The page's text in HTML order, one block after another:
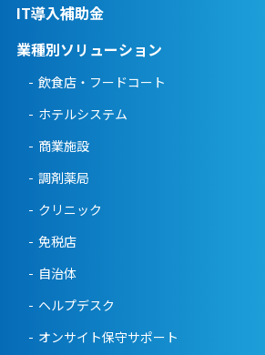
IT導入補助金
業種別ソリューション
飲食店・フードコート
ホテルシステム
商業施設
調剤薬局
クリニック
免税店
自治体
ヘルプデスク
オンサイト保守サポート